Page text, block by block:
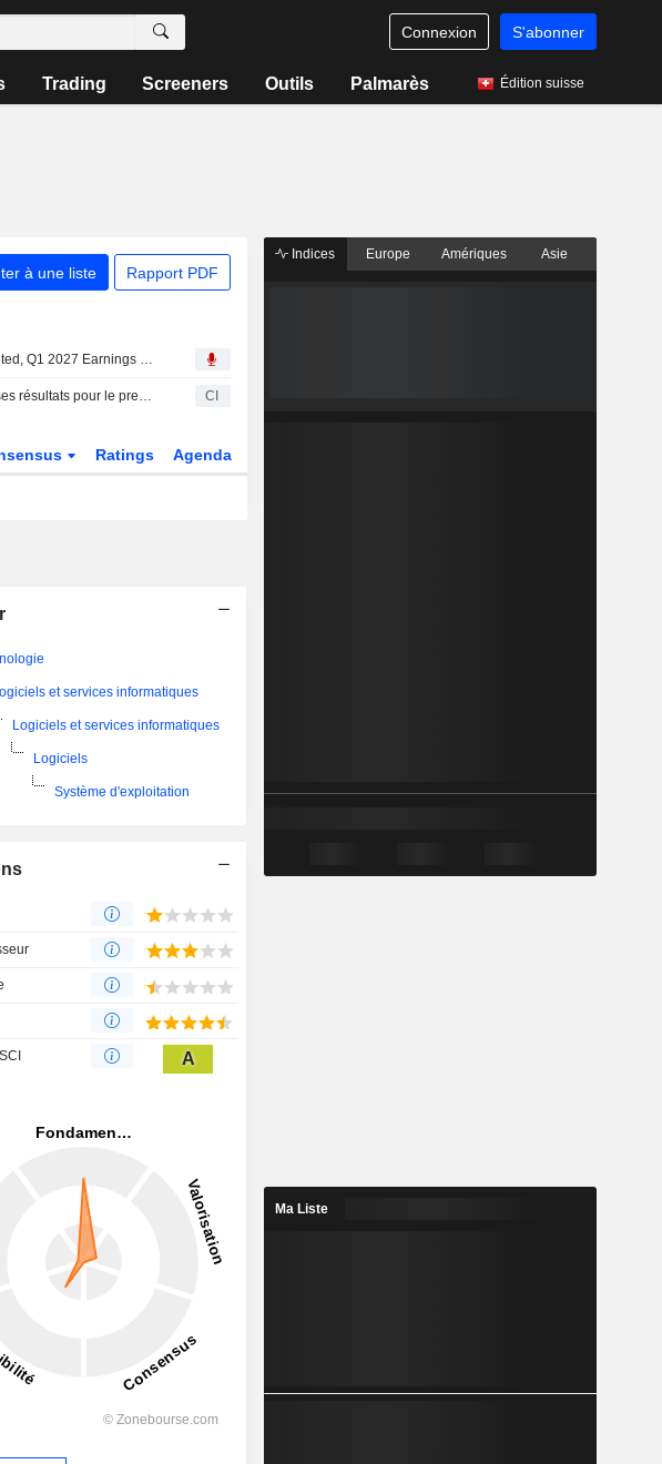
Connexion S'abonner
Trading Screeners Outils Palmarès Édition suisse
à une liste Rapport PDF
Transcript : KPIT Technologies Limited, Q1 2027 Earnings Call, Jul 29, 2026
KPIT Technologies Limited publie ses résultats pour le premier trimestre clos le 30 juin 2026 CI
Ratings Agenda
et services informatiques
Logiciels et services informatiques
Logiciels
Système d'exploitation
A
Indices Europe Amériques Asie
Ma Liste